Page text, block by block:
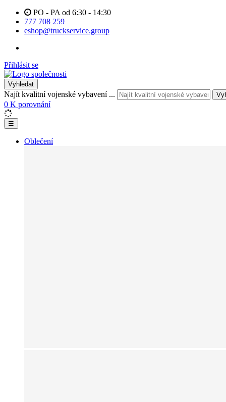
PO - PA od 6:30 - 14:30
777 708 259
eshop@truckservice.group
Přihlásit se
Vyhledat
Najít kvalitní vojenské vybavení ...
0 K porovnání
☰
Oblečení